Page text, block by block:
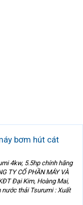
bơm hút cát
4kw, 5.5hp chính hãng
TY CỔ PHẦN MÁY VÀ
Đại Kim, Hoàng Mai,
thải Tsurumi : Xuất